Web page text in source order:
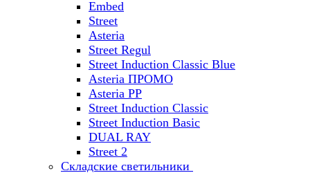
Embed
Street
Asteria
Street Regul
Street Induction Classic Blue
Asteria ПРОМО
Asteria PP
Street Induction Classic
Street Induction Basic
DUAL RAY
Street 2
Складские светильники